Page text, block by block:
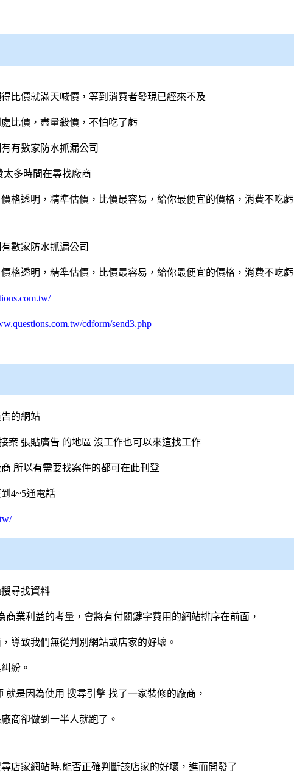
比價就滿天喊價，等到消費者發現已經來不及
比價，盡量殺價，不怕吃了虧
有有數家 防水抓漏公司
多時間在尋找廠商
格透明，精準估價，比價最容易，給你最便宜的價格，消費不吃虧
數家 防水抓漏公司
格透明，精準估價，比價最容易，給你最便宜的價格，消費不吃虧
cdform/send3.php
的網站
案 張貼廣告 的地區 沒工作也可以來這找工作
所以有需要找案件的都可在此刊登
4~5通電話
尋找資料
商業利益的考量，會將有付關鍵字費用的網站排序在前面，
導致我們無從判別網站或店家的好壞。
紛。
就是因為使用 搜尋引擎找了一家裝修的廠商，
商卻做到一半人就跑了。
店家網站時,能否正確判斷該店家的好壞，進而開發了